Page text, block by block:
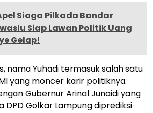
Siaga Pilkada Bandar
Siap Lawan Politik Uang
Gelap!
nama Yuhadi termasuk salah satu
yang moncer karir politiknya.
Gubernur Arinal Junaidi yang
DPD Golkar Lampung diprediksi